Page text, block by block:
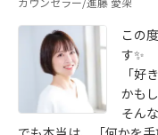
この
す✨
「好
かも
そん